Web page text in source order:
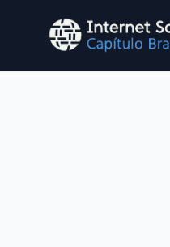
Ir para o conteúdo principal